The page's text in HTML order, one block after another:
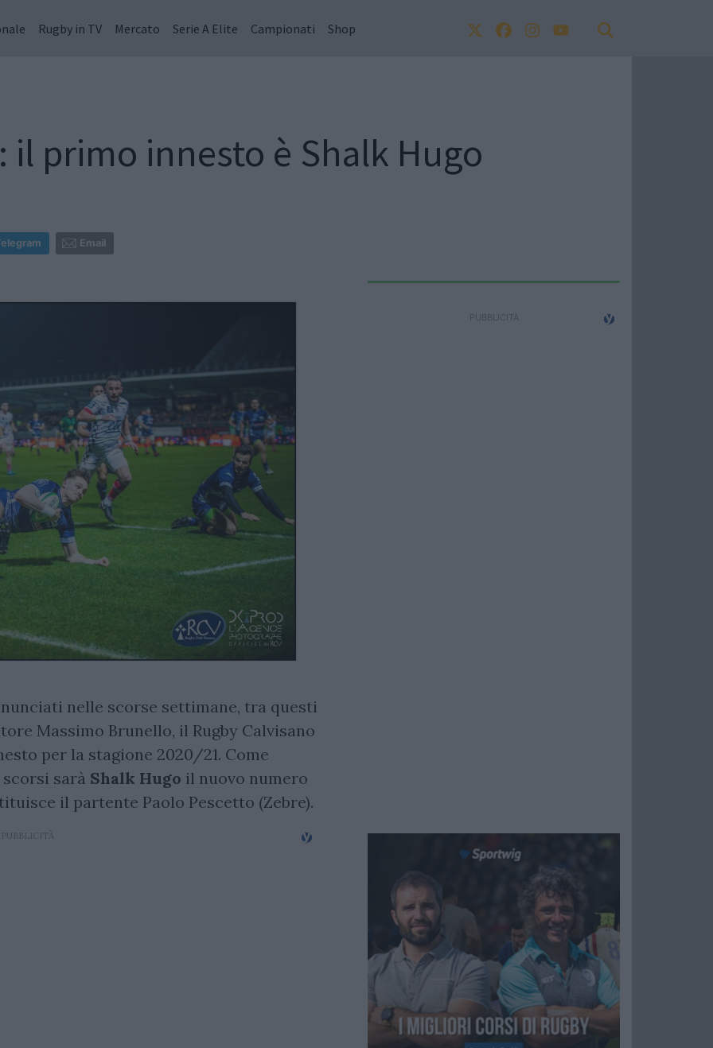
Rugby in TV Mercato Serie A Elite Campionati Shop
il primo innesto è Shalk Hugo
Email
nelle scorse settimane, tra questi
Massimo Brunello, il Rugby Calvisano
per la stagione 2020/21. Come
sarà Shalk Hugo il nuovo numero
il partente Paolo Pescetto (Zebre).